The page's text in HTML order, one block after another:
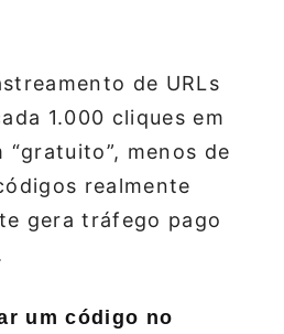
de URLs
1.000 cliques em
“gratuito”, menos de
realmente
gera tráfego pago
um código no